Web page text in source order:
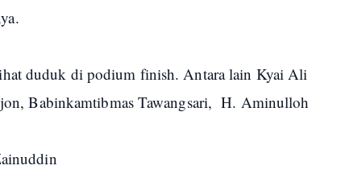
duduk di podium finish. Antara lain Kyai Ali
Babinkamtibmas Tawangsari, H. Aminulloh